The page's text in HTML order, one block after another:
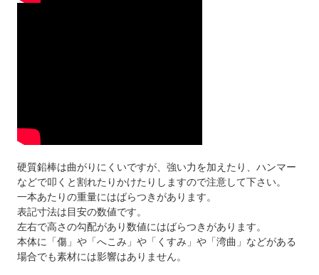
硬質鉛棒は曲がりにくいですが、強い力を加えたり、ハンマー
などで叩くと割れたりかけたりしますので注意して下さい。
一本あたりの重量にはばらつきがあります。
表記寸法は目安の数値です。
左右で高さの勾配があり数値にはばらつきがあります。
本体に「傷」や「へこみ」や「くすみ」や「湾曲」などがある
場合でも素材には影響はありません。